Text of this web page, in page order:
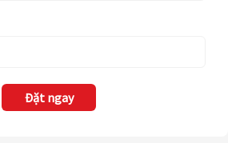
Đặt ngay